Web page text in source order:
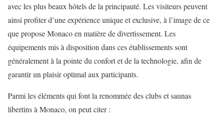
avec les plus beaux hôtels de la principauté. Les visiteurs peuvent
ainsi profiter d’une expérience unique et exclusive, à l’image de ce
que propose Monaco en matière de divertissement. Les
équipements mis à disposition dans ces établissements sont
généralement à la pointe du confort et de la technologie, afin de
garantir un plaisir optimal aux participants.
Parmi les éléments qui font la renommée des clubs et saunas
libertins à Monaco, on peut citer :